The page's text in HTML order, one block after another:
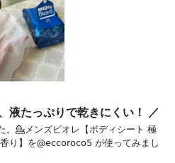
液たっぷりで乾きにくい！ ／
。⁡⁡⁡💁メンズビオレ【ボディシート 極
り】を@𝖾𝖼𝖼𝗈𝗋𝗈𝖼𝗈𝟧 が使ってみまし